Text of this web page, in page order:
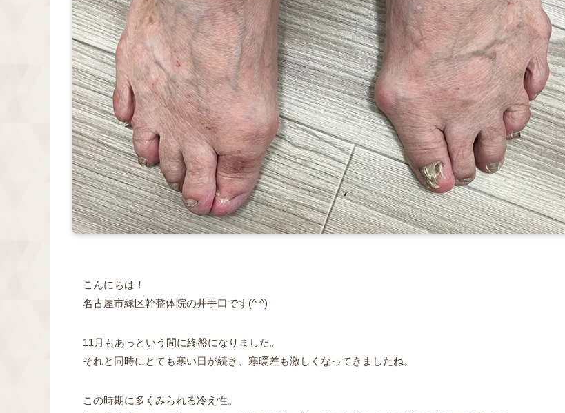
こんにちは！
名古屋市緑区幹整体院の井手口です(^ ^)
11月もあっという間に終盤になりました。
それと同時にとても寒い日が続き、寒暖差も激しくなってきましたね。
この時期に多くみられる冷え性。